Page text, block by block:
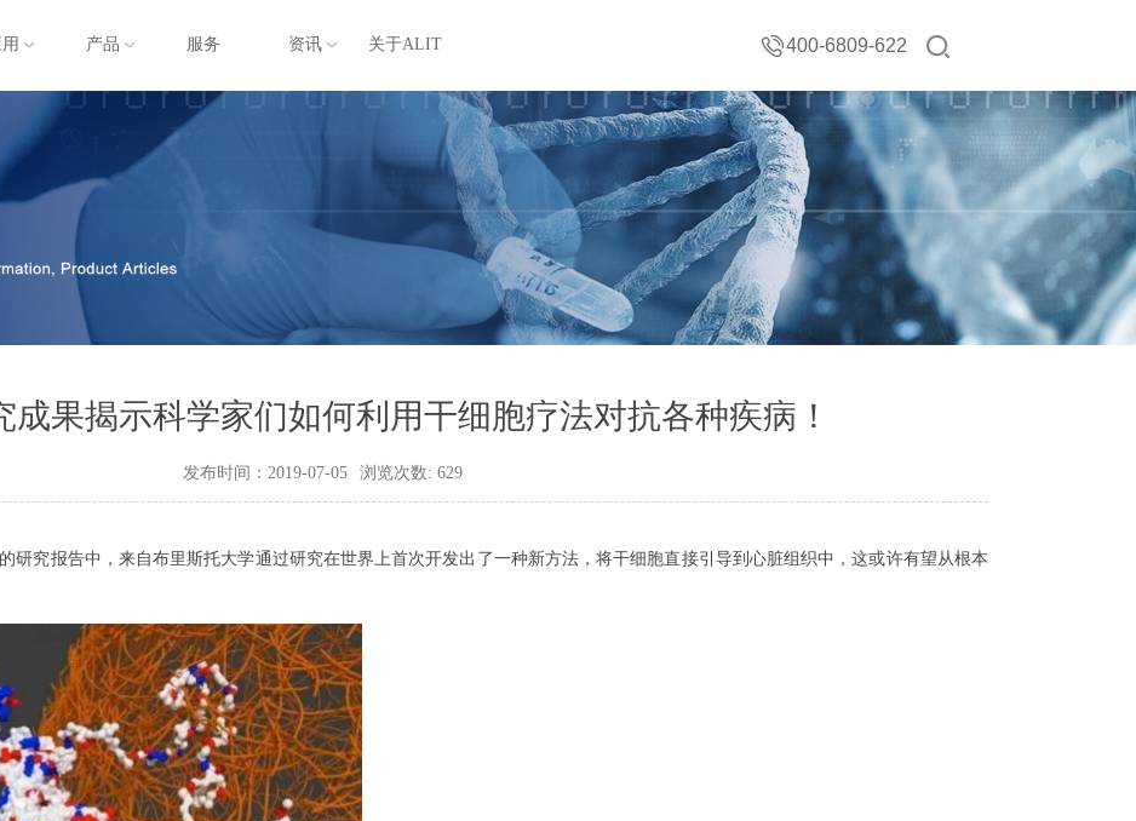
产品 服务 资讯 关于ALIT 400-6809-622
成果揭示科学家们如何利用干细胞疗法对抗各种疾病！
发布时间：2019-07-05 浏览次数: 629
研究报告中，来自布里斯托大学通过研究在世界上首次开发出了一种新方法，将干细胞直接引导到心脏组织中，这或许有望从根本